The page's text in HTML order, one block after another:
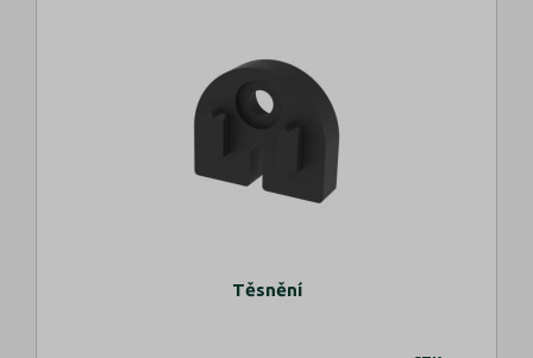
Těsnění